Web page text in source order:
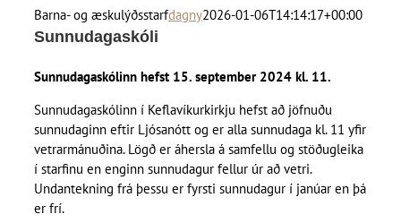
Barna- og æskulýðsstarfdagny2026-01-06T14:14:17+00:00
Sunnudagaskóli
Sunnudagaskólinn hefst 15. september 2024 kl. 11.
Sunnudagaskólinn í Keflavíkurkirkju hefst að jöfnuðu
sunnudaginn eftir Ljósanótt og er alla sunnudaga kl. 11 yfir
vetrarmánuðina. Lögð er áhersla á samfellu og stöðugleika
í starfinu en enginn sunnudagur fellur úr að vetri.
Undantekning frá þessu er fyrsti sunnudagur í janúar en þá
er frí.